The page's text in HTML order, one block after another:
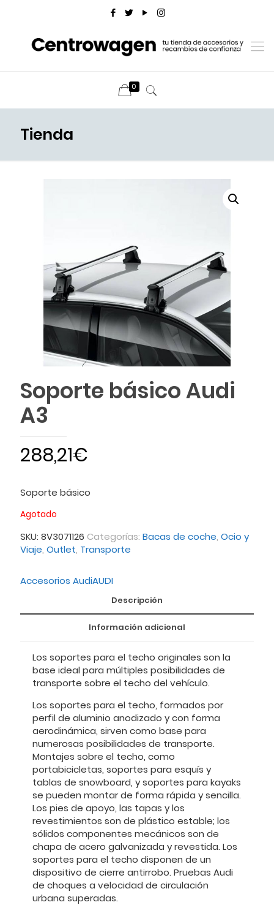
0
Tienda
Soporte básico Audi
A3
288,21€
Soporte básico
Agotado
SKU: 8V3071126 Categorías: Bacas de coche, Ocio y
Viaje, Outlet, Transporte
Accesorios AudiAUDI
Descripción
Información adicional
Los soportes para el techo originales son la
base ideal para múltiples posibilidades de
transporte sobre el techo del vehículo.
Los soportes para el techo, formados por
perfil de aluminio anodizado y con forma
aerodinámica, sirven como base para
numerosas posibilidades de transporte.
Montajes sobre el techo, como
portabicicletas, soportes para esquís y
tablas de snowboard, y soportes para kayaks
se pueden montar de forma rápida y sencilla.
Los pies de apoyo, las tapas y los
revestimientos son de plástico estable; los
sólidos componentes mecánicos son de
chapa de acero galvanizada y revestida. Los
soportes para el techo disponen de un
dispositivo de cierre antirrobo. Pruebas Audi
de choques a velocidad de circulación
urbana superadas.